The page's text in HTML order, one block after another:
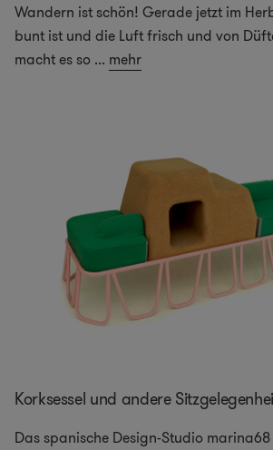
Wandern ist schön! Gerade jetzt im
bunt ist und die Luft frisch und von
macht es so ... mehr
Korksessel und andere
Das spanische Design-Studio